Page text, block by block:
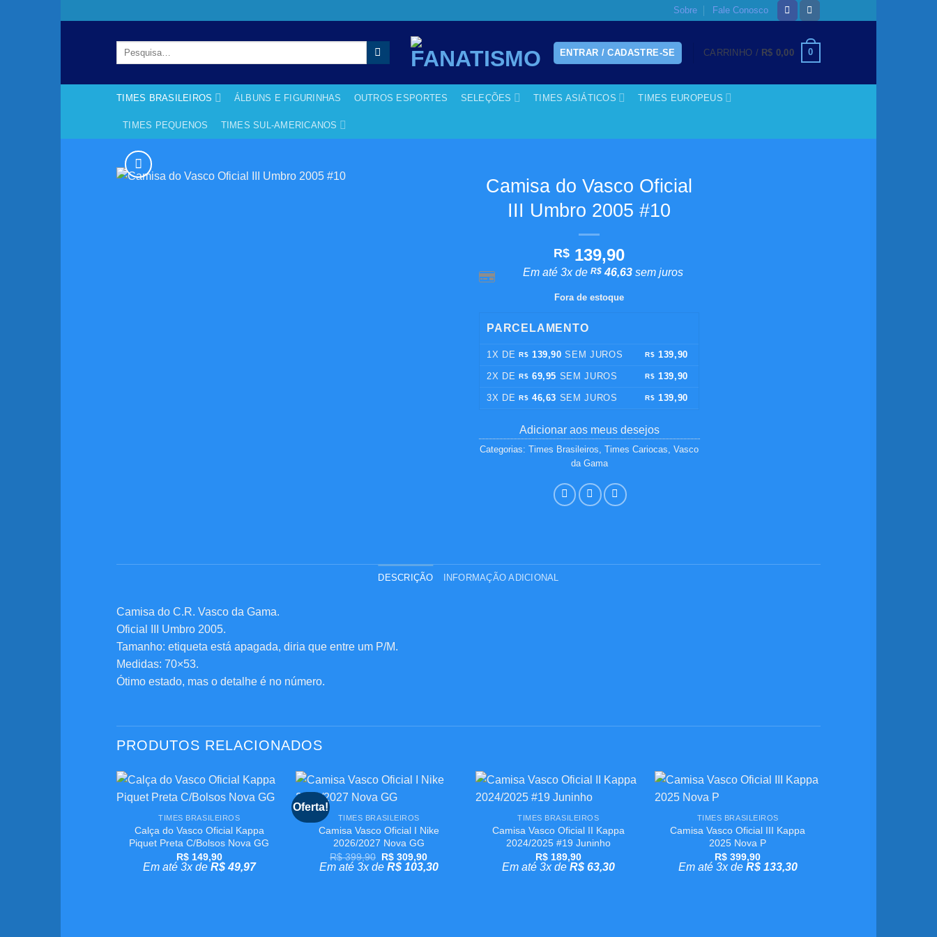
Sobre Fale Conosco
Pesquisar
ENTRAR / CADASTRE-SE CARRINHO / R$ 0,00 0
TIMES BRASILEIROS ÁLBUNS E FIGURINHAS OUTROS ESPORTES SELEÇÕES TIMES ASIÁTICOS TIMES EUROPEUS
TIMES PEQUENOS TIMES SUL-AMERICANOS
Camisa do Vasco Oficial
III Umbro 2005 #10
R$ 139,90
Em até 3x deR$ 46,63 sem juros
Fora de estoque
PARCELAMENTO
1X DE R$ 139,90 SEM JUROS R$ 139,90
2X DE R$ 69,95 SEM JUROS R$ 139,90
3X DE R$ 46,63 SEM JUROS R$ 139,90
Adicionar aos meus desejos
Categorias:Times Brasileiros ,Times Cariocas ,Vasco
da Gama
DESCRIÇÃO INFORMAÇÃO ADICIONAL
Camisa do C.R. Vasco da Gama.
Oficial III Umbro 2005.
Tamanho: etiqueta está apagada, diria que entre um P/M.
Medidas: 70×53.
Ótimo estado, mas o detalhe é no número.
PRODUTOS RELACIONADOS
meus
desejos
TIMES BRASILEIROS
Calça do Vasco Oficial Kappa
Piquet Preta C/Bolsos Nova GG
R$149,90
Em até 3x de R$49,97
Oferta!
meus
desejos
+
TIMES BRASILEIROS
Camisa Vasco Oficial I Nike
2026/2027 Nova GG
R$399,90 O
preço
R$ 309,90O
preço
Em até 3x de R$103,30
meus
desejos
+
TIMES BRASILEIROS
Camisa Vasco Oficial II Kappa
2024/2025 #19 Juninho
R$189,90
Em até 3x de R$63,30
meus
desejos
+
TIMES BRASILEIROS
Camisa Vasco Oficial III Kappa
2025 Nova P
R$ 399,90
Em até 3x de R$133,30